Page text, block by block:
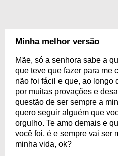
Minha melhor versão
Mãe, só a senhora sabe a
que teve que fazer para me
não foi fácil e que, ao longo
por muitas provações e
questão de ser sempre a
quero seguir alguém que
orgulho. Te amo demais e
você foi, é e sempre vai ser
minha vida, ok?